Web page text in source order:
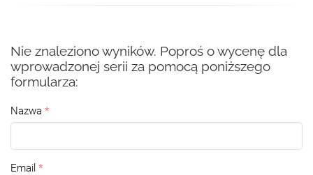
Nie znaleziono wyników. Poproś o wycenę dla
wprowadzonej serii za pomocą poniższego
formularza:
Nazwa
Email